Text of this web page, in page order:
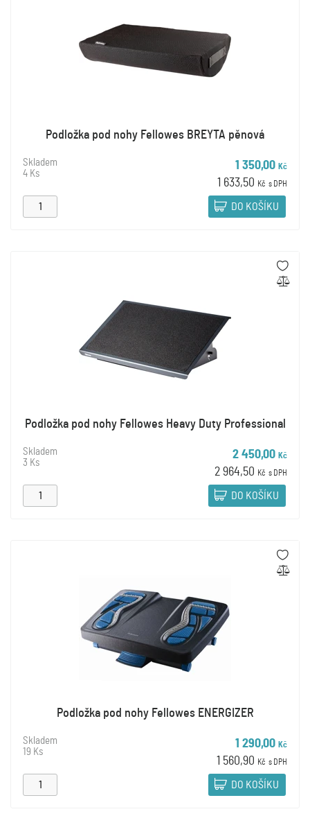
Podložka pod nohy Fellowes BREYTA pěnová
Skladem
4 Ks
1 350,00 Kč
1 633,50 Kč s DPH
DO KOŠÍKU
Podložka pod nohy Fellowes Heavy Duty Professional
Skladem
3 Ks
2 450,00 Kč
2 964,50 Kč s DPH
DO KOŠÍKU
Podložka pod nohy Fellowes ENERGIZER
Skladem
19 Ks
1 290,00 Kč
1 560,90 Kč s DPH
DO KOŠÍKU